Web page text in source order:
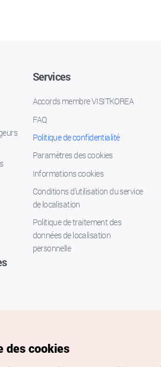
Services
Accords membre VISITKOREA
FAQ
Politique de confidentialité
Paramètres des cookies
Informations cookies
Conditions d’utilisation du service
de localisation
Politique de traitement des
données de localisation
personnelle
des cookies